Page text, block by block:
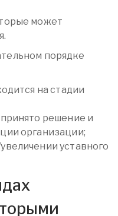
может
порядке
на стадии
решение и
организации;
уставного